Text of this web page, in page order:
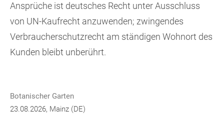
Ansprüche ist deutsches Recht unter Ausschluss
von UN-Kaufrecht anzuwenden; zwingendes
Verbraucherschutzrecht am ständigen Wohnort des
Kunden bleibt unberührt.
Botanischer Garten
23.08.2026, Mainz (DE)